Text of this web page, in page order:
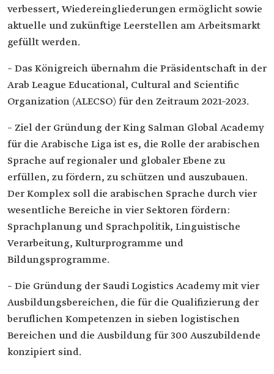
verbessert, Wiedereingliederungen ermöglicht sowie
aktuelle und zukünftige Leerstellen am Arbeitsmarkt
gefüllt werden.
– Das Königreich übernahm die Präsidentschaft in der
Arab League Educational, Cultural and Scientific
Organization (ALECSO) für den Zeitraum 2021–2023.
– Ziel der Gründung der King Salman Global Academy
für die Arabische Liga ist es, die Rolle der arabischen
Sprache auf regionaler und globaler Ebene zu
erfüllen, zu fördern, zu schützen und auszubauen.
Der Komplex soll die arabischen Sprache durch vier
wesentliche Bereiche in vier Sektoren fördern:
Sprachplanung und Sprachpolitik, Linguistische
Verarbeitung, Kulturprogramme und
Bildungsprogramme.
– Die Gründung der Saudi Logistics Academy mit vier
Ausbildungsbereichen, die für die Qualifizierung der
beruflichen Kompetenzen in sieben logistischen
Bereichen und die Ausbildung für 300 Auszubildende
konzipiert sind.